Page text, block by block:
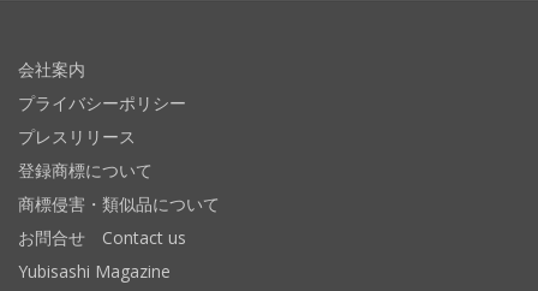
会社案内
プライバシーポリシー
プレスリリース
登録商標について
商標侵害・類似品について
お問合せ Contact us
Yubisashi Magazine